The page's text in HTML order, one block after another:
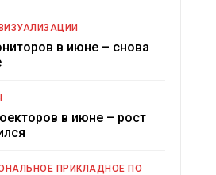
в июне – снова
в июне – рост
ПРИКЛАДНОЕ ПО